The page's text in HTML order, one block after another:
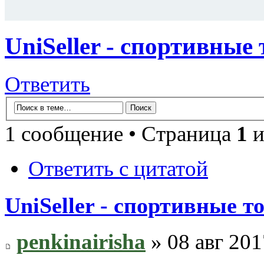
UniSeller - спортивные
Ответить
1 сообщение • Страница 1
Ответить с цитатой
UniSeller - спортивные
penkinairisha » 08 авг